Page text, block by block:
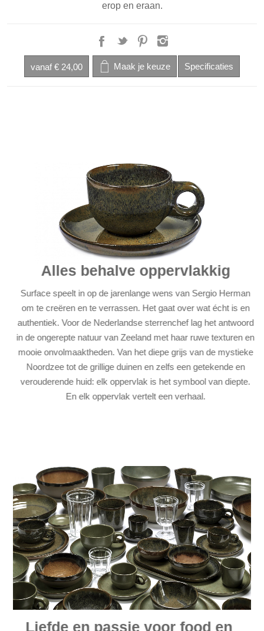
erop en eraan.
vanaf € 24,00
Alles behalve oppervlakkig
Surface speelt in op de jarenlange wens van Sergio Herman
om te creëren en te verrassen. Het gaat over wat écht is en
authentiek. Voor de Nederlandse sterrenchef lag het antwoord
in de ongerepte natuur van Zeeland met haar ruwe texturen en
mooie onvolmaaktheden. Van het diepe grijs van de mystieke
Noordzee tot de grillige duinen en zelfs een getekende en
verouderende huid: elk oppervlak is het symbool van diepte.
En elk oppervlak vertelt een verhaal.
Liefde en passie voor food en